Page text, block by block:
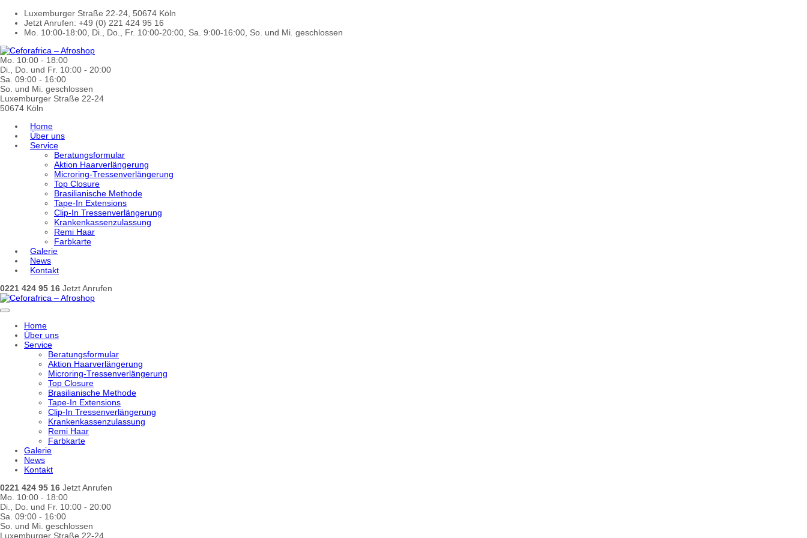
Luxemburger Straße 22-24, 50674 Köln
Jetzt Anrufen: +49 (0) 221 424 95 16
Mo. 10:00-18:00, Di., Do., Fr. 10:00-20:00, Sa. 9:00-16:00, So. und Mi. geschlossen
Mo. 10:00 - 18:00
Di., Do. und Fr. 10:00 - 20:00
Sa. 09:00 - 16:00
So. und Mi. geschlossen
Luxemburger Straße 22-24
50674 Köln
Home
Über uns
Service
Beratungsformular
Aktion Haarverlängerung
Microring-Tressenverlängerung
Top Closure
Brasilianische Methode
Tape-In Extensions
Clip-In Tressenverlängerung
Krankenkassenzulassung
Remi Haar
Farbkarte
Galerie
News
Kontakt
0221 424 95 16 Jetzt Anrufen
Home
Über uns
Service
Beratungsformular
Aktion Haarverlängerung
Microring-Tressenverlängerung
Top Closure
Brasilianische Methode
Tape-In Extensions
Clip-In Tressenverlängerung
Krankenkassenzulassung
Remi Haar
Farbkarte
Galerie
News
Kontakt
0221 424 95 16 Jetzt Anrufen
Mo. 10:00 - 18:00
Di., Do. und Fr. 10:00 - 20:00
Sa. 09:00 - 16:00
So. und Mi. geschlossen
Luxemburger Straße 22-24